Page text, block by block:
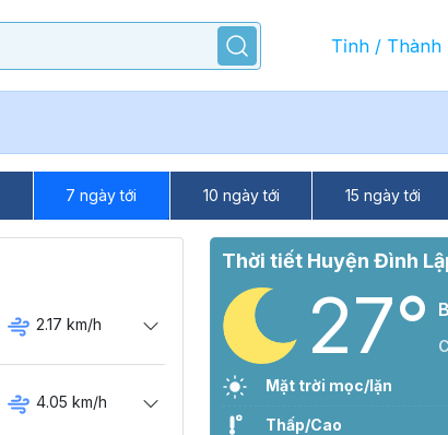
Tỉnh / Thành
7 ngày tới 10 ngày tới 15 ngày tới
2.17 km/h
4.05 km/h
Thời tiết Huyện Đình
27°
Mặt trời mọc/lặn
Thấp/Cao